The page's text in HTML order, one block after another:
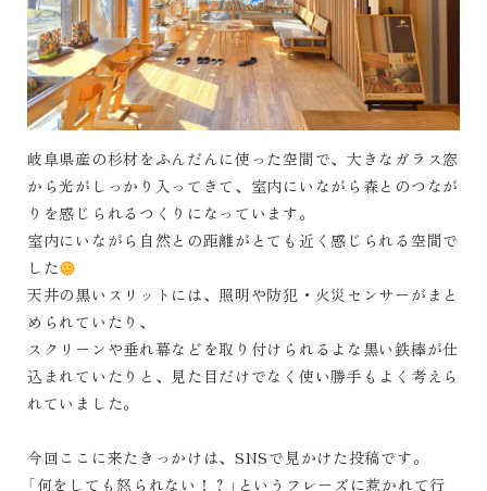
岐阜県産の杉材をふんだんに使った空間で、大きなガラス窓
から光がしっかり入ってきて、室内にいながら森とのつなが
りを感じられるつくりになっています。
室内にいながら自然との距離がとても近く感じられる空間で
した
天井の黒いスリットには、照明や防犯・火災センサーがまと
められていたり、
スクリーンや垂れ幕などを取り付けられるよな黒い鉄棒が仕
込まれていたりと、見た目だけでなく使い勝手もよく考えら
れていました。
今回ここに来たきっかけは、SNSで見かけた投稿です。
「何をしても怒られない！？」というフレーズに惹かれて行